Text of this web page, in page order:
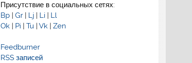
Присутствие в социальных сетях:
Bp| Gr| Lj| Li| Ll
Ok| Pi| Tu | Vk| Zen
Feedburner
RSS записей